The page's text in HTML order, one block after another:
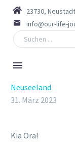
23730,
info@our-life-
Neuseeland
31. März 2023
Kia Ora!